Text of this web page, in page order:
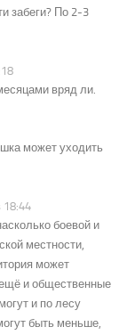
забеги? По 2-3
вряд ли.
может уходить
18:44
боевой и
местности,
может
ещё и общественные
и по лесу
быть меньше,